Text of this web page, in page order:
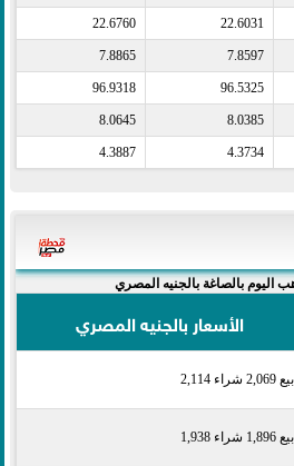
22.6031
22.6760
7.8597
7.8865
96.5325
96.9318
8.0385
8.0645
4.3734
4.3887
اليوم بالصاغة بالجنيه المصري
الأسعار بالجنيه المصري
بيع 2,069 شراء 2,114
بيع 1,896 شراء 1,938